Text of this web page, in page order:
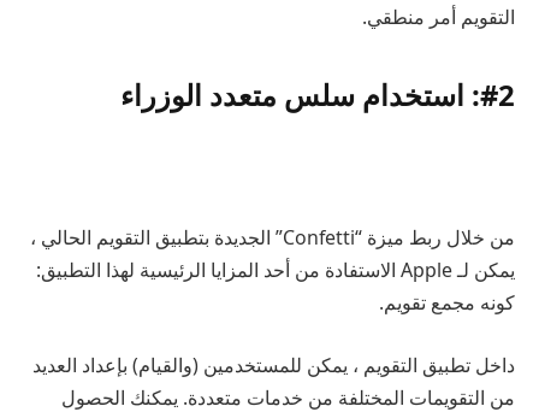
التقويم أمر منطقي.
#2: استخدام سلس متعدد الوزراء
من خلال ربط ميزة “Confetti” الجديدة بتطبيق التقويم الحالي ،
يمكن لـ Apple الاستفادة من أحد المزايا الرئيسية لهذا التطبيق:
كونه مجمع تقويم.
داخل تطبيق التقويم ، يمكن للمستخدمين (والقيام) بإعداد العديد
من التقويمات المختلفة من خدمات متعددة. يمكنك الحصول